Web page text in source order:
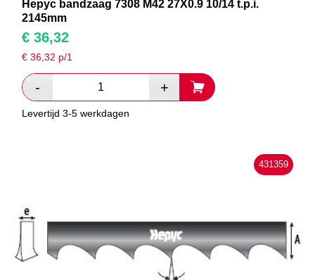
Hepyc bandzaag 7308 M42 27X0.9 10/14 t.p.i.
2145mm
€ 36,32
€36,32 p/1
Levertijd 3-5 werkdagen
431359